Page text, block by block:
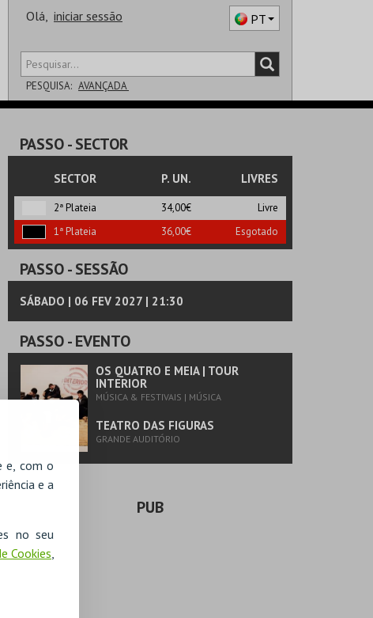
e, com o
e a
no seu
Cookies,
Olá, iniciar sessão PT
PESQUISA: AVANÇADA
PASSO- SECTOR
SECTOR P. UN. LIVRES
2ª Plateia 34,00€
Livre
1ª Plateia
36,00€ Esgotado
PASSO- SESSÃO
SÁBADO | 06 FEV 2027 | 21:30
PASSO- EVENTO
OS QUATRO E MEIA | TOUR
INTERIOR
MÚSICA & FESTIVAIS | MÚSICA
TEATRO DAS FIGURAS
GRANDE AUDITÓRIO
PUB